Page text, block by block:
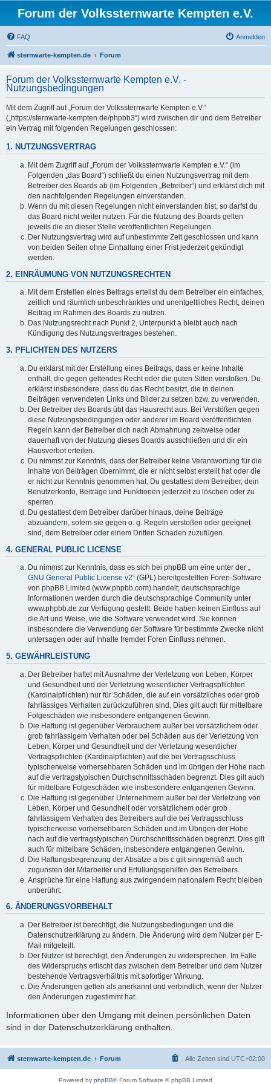
Forum der Volkssternwarte Kempten e.V.
FAQ Anmelden
sternwarte-kempten.de Forum
Forum der Volkssternwarte Kempten e.V. -
Nutzungsbedingungen
Mit dem Zugriff auf „Forum der Volkssternwarte Kempten e.V.“
(„https://sternwarte-kempten.de/phpbb3“) wird zwischen dir und dem Betreiber
ein Vertrag mit folgenden Regelungen geschlossen:
1. NUTZUNGSVERTRAG
Mit dem Zugriff auf „Forum der Volkssternwarte Kempten e.V.“ (im
Folgenden „das Board“) schließt du einen Nutzungsvertrag mit dem
Betreiber des Boards ab (im Folgenden „Betreiber“) und erklärst dich mit
den nachfolgenden Regelungen einverstanden.
Wenn du mit diesen Regelungen nicht einverstanden bist, so darfst du
das Board nicht weiter nutzen. Für die Nutzung des Boards gelten
jeweils die an dieser Stelle veröffentlichten Regelungen.
Der Nutzungsvertrag wird auf unbestimmte Zeit geschlossen und kann
von beiden Seiten ohne Einhaltung einer Frist jederzeit gekündigt
werden.
2. EINRÄUMUNG VON NUTZUNGSRECHTEN
Mit dem Erstellen eines Beitrags erteilst du dem Betreiber ein einfaches,
zeitlich und räumlich unbeschränktes und unentgeltliches Recht, deinen
Beitrag im Rahmen des Boards zu nutzen.
Das Nutzungsrecht nach Punkt 2, Unterpunkt a bleibt auch nach
Kündigung des Nutzungsvertrages bestehen.
3. PFLICHTEN DES NUTZERS
Du erklärst mit der Erstellung eines Beitrags, dass er keine Inhalte
enthält, die gegen geltendes Recht oder die guten Sitten verstoßen. Du
erklärst insbesondere, dass du das Recht besitzt, die in deinen
Beiträgen verwendeten Links und Bilder zu setzen bzw. zu verwenden.
Der Betreiber des Boards übt das Hausrecht aus. Bei Verstößen gegen
diese Nutzungsbedingungen oder anderer im Board veröffentlichten
Regeln kann der Betreiber dich nach Abmahnung zeitweise oder
dauerhaft von der Nutzung dieses Boards ausschließen und dir ein
Hausverbot erteilen.
Du nimmst zur Kenntnis, dass der Betreiber keine Verantwortung für die
Inhalte von Beiträgen übernimmt, die er nicht selbst erstellt hat oder die
er nicht zur Kenntnis genommen hat. Du gestattest dem Betreiber, dein
Benutzerkonto, Beiträge und Funktionen jederzeit zu löschen oder zu
sperren.
Du gestattest dem Betreiber darüber hinaus, deine Beiträge
abzuändern, sofern sie gegen o. g. Regeln verstoßen oder geeignet
sind, dem Betreiber oder einem Dritten Schaden zuzufügen.
4. GENERAL PUBLIC LICENSE
Du nimmst zur Kenntnis, dass es sich bei phpBB um eine unter der „
GNU General Public License v2“ (GPL) bereitgestellten Foren-Software
von phpBB Limited (www.phpbb.com) handelt; deutschsprachige
Informationen werden durch die deutschsprachige Community unter
www.phpbb.de zur Verfügung gestellt. Beide haben keinen Einfluss auf
die Art und Weise, wie die Software verwendet wird. Sie können
insbesondere die Verwendung der Software für bestimmte Zwecke nicht
untersagen oder auf Inhalte fremder Foren Einfluss nehmen.
5. GEWÄHRLEISTUNG
Der Betreiber haftet mit Ausnahme der Verletzung von Leben, Körper
und Gesundheit und der Verletzung wesentlicher Vertragspflichten
(Kardinalpflichten) nur für Schäden, die auf ein vorsätzliches oder grob
fahrlässiges Verhalten zurückzuführen sind. Dies gilt auch für mittelbare
Folgeschäden wie insbesondere entgangenen Gewinn.
Die Haftung ist gegenüber Verbrauchern außer bei vorsätzlichem oder
grob fahrlässigem Verhalten oder bei Schäden aus der Verletzung von
Leben, Körper und Gesundheit und der Verletzung wesentlicher
Vertragspflichten (Kardinalpflichten) auf die bei Vertragsschluss
typischerweise vorhersehbaren Schäden und im übrigen der Höhe nach
auf die vertragstypischen Durchschnittsschäden begrenzt. Dies gilt auch
für mittelbare Folgeschäden wie insbesondere entgangenen Gewinn.
Die Haftung ist gegenüber Unternehmern außer bei der Verletzung von
Leben, Körper und Gesundheit oder vorsätzlichem oder grob
fahrlässigem Verhalten des Betreibers auf die bei Vertragsschluss
typischerweise vorhersehbaren Schäden und im Übrigen der Höhe
nach auf die vertragstypischen Durchschnittsschäden begrenzt. Dies gilt
auch für mittelbare Schäden, insbesondere entgangenen Gewinn.
Die Haftungsbegrenzung der Absätze a bis c gilt sinngemäß auch
zugunsten der Mitarbeiter und Erfüllungsgehilfen des Betreibers.
Ansprüche für eine Haftung aus zwingendem nationalem Recht bleiben
unberührt.
6. ÄNDERUNGSVORBEHALT
Der Betreiber ist berechtigt, die Nutzungsbedingungen und die
Datenschutzerklärung zu ändern. Die Änderung wird dem Nutzer per E-
Mail mitgeteilt.
Der Nutzer ist berechtigt, den Änderungen zu widersprechen. Im Falle
des Widerspruchs erlischt das zwischen dem Betreiber und dem Nutzer
bestehende Vertragsverhältnis mit sofortiger Wirkung.
Die Änderungen gelten als anerkannt und verbindlich, wenn der Nutzer
den Änderungen zugestimmt hat.
Informationen über den Umgang mit deinen persönlichen Daten
sind in der Datenschutzerklärung enthalten.
sternwarte-kempten.de Forum Alle Zeiten sind UTC+02:00
Powered by phpBB® Forum Software © phpBB Limited